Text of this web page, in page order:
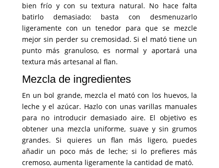
bien frío y con su textura natural. No hace falta
batirlo demasiado: basta con desmenuzarlo
ligeramente con un tenedor para que se mezcle
mejor sin perder su cremosidad. Si el mató tiene un
punto más granuloso, es normal y aportará una
textura más artesanal al flan.
Mezcla de ingredientes
En un bol grande, mezcla el mató con los huevos, la
leche y el azúcar. Hazlo con unas varillas manuales
para no introducir demasiado aire. El objetivo es
obtener una mezcla uniforme, suave y sin grumos
grandes. Si quieres un flan más ligero, puedes
añadir un poco más de leche; si lo prefieres más
cremoso, aumenta ligeramente la cantidad de mató.